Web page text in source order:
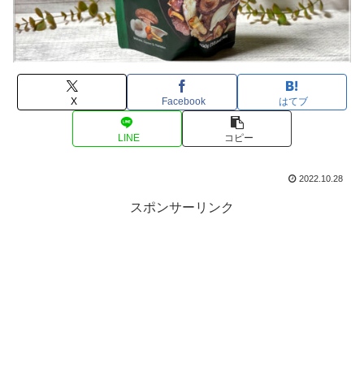
X Facebook はてブ
LINE コピー
2022.10.28
スポンサーリンク